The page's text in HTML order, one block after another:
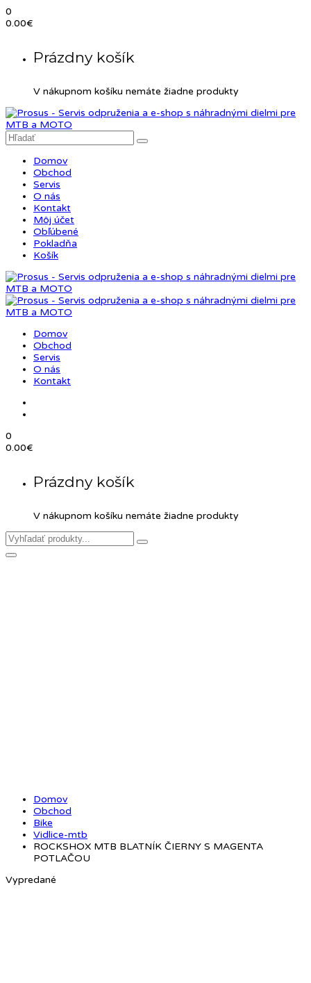
0
0.00€
Prázdny košík
V nákupnom košíku nemáte žiadne produkty
Domov
Obchod
Servis
O nás
Kontakt
Môj účet
Obľúbené
Pokladňa
Košík
Domov
Obchod
Servis
O nás
Kontakt
0
0.00€
Prázdny košík
V nákupnom košíku nemáte žiadne produkty
Domov
Obchod
Bike
Vidlice-mtb
ROCKSHOX MTB BLATNÍK ČIERNY S MAGENTA
POTLAČOU
Vypredané